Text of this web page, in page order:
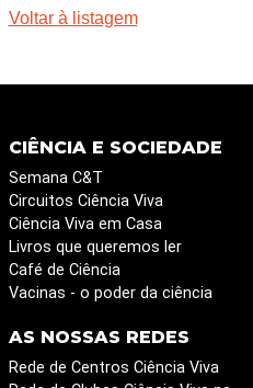
Voltar à listagem
CIÊNCIA E SOCIEDADE
Semana C&T
Circuitos Ciência Viva
Ciência Viva em Casa
Livros que queremos ler
Café de Ciência
Vacinas - o poder da ciência
AS NOSSAS REDES
Rede de Centros Ciência Viva